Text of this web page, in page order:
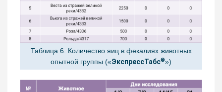
Таблица 6. Количество яиц в фекалиях животных
опытной группы («ЭкспрессТабс®»)